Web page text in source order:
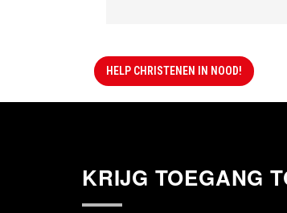
HELP CHRISTENEN IN NOOD!
KRIJG TOEGANG